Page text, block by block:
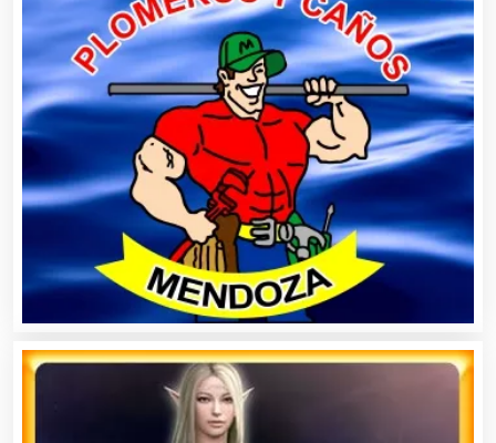
Artes Gráficas
Artesanías
Artículos de Oficina
Artículos de Piel
Artículos Deportivos